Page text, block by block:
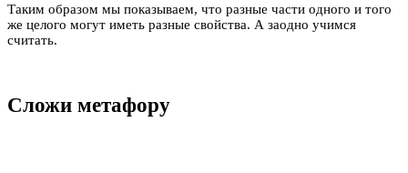
Таким образом мы показываем, что разные части одного и того
же целого могут иметь разные свойства. А заодно учимся
считать.
Сложи метафору